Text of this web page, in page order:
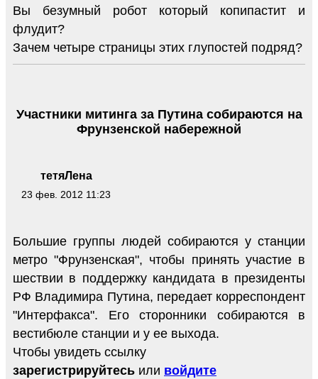
Вы безумный робот который копипастит и
флудит?
Зачем четыре страницы этих глупостей подряд?
тетяЛена
23 фев. 2012 11:23
Участники митинга за Путина собираются на
Фрунзенской набережной
Большие группы людей собираются у станции
метро "Фрунзенская", чтобы принять участие в
шествии в поддержку кандидата в президенты
РФ Владимира Путина, передает корреспондент
"Интерфакса". Его сторонники собираются в
вестибюле станции и у ее выхода.
Чтобы увидеть ссылку
зарегистрируйтесь или войдите